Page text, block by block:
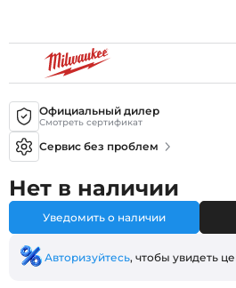
Официальный дилер
Смотреть сертификат
Сервис без проблем
Нет в наличии
Уведомить о наличии
Авторизуйтесь, чтобы увидеть